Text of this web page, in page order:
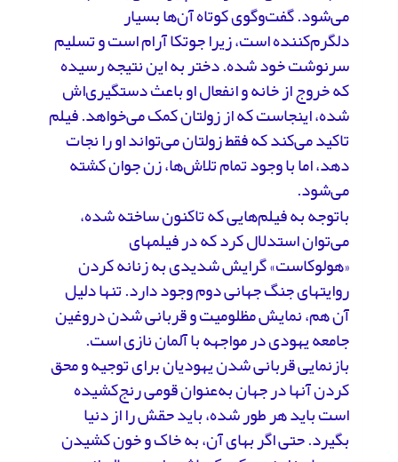
می‌شود. گفت‌وگوی کوتاه آن‌ها بسیار
دلگرم‌کننده است، زیرا جوتکا آرام است و تسلیم
سرنوشت خود شده. دختر به این نتیجه رسیده
که خروج از خانه و انفعال او باعث دستگیری‌اش
شده، اینجاست که از زولتان کمک می‌خواهد. فیلم
تاکید می‌کند که فقط زولتان می‌تواند او را نجات
دهد، اما با وجود تمام تلاش‌ها، زن جوان کشته
می‌شود.
باتوجه به فیلم‌هایی که تاکنون ساخته شده،
می‌توان استدلال کرد که در فیلم­های
«هولوکاست» گرایش شدیدی به زنانه کردن
روایت­های جنگ جهانی دوم وجود دارد. تنها دلیل
آن هم، نمایش مظلومیت و قربانی شدن دروغین
جامعه یهودی در مواجهه با آلمان نازی است.
بازنمایی قربانی شدن یهودیان برای توجیه و محق
کردن آنها در جهان به‌عنوان قومی رنج‌کشیده
است باید هر طور شده، باید حقش را از دنیا
بگیرد. حتی اگر بهای آن، به خاک و خون کشیدن